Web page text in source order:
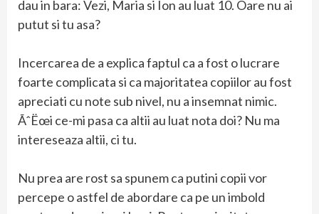
dau in bara: Vezi, Maria si Ion au luat 10. Oare nu ai
putut si tu asa?
Incercarea de a explica faptul ca a fost o lucrare
foarte complicata si ca majoritatea copiilor au fost
apreciati cu note sub nivel, nu a insemnat nimic.
ÃˆËœi ce-mi pasa ca altii au luat nota doi? Nu ma
intereseaza altii, ci tu.
Nu prea are rost sa spunem ca putini copii vor
percepe o astfel de abordare ca pe un imbold